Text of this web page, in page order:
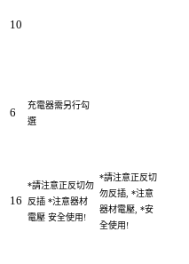
10
6
充電器需另行勾
選
16
*請注意正反切勿
反插 *注意器材
電壓 安全使用!
*請注意正反切
勿反插, *注意
器材電壓, *安
全使用!